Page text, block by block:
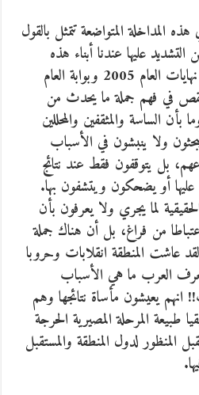
المداخلة المتواضعة تتمثل بالقول
عليها عندنا أبناء هذه
المنطقة وخصوصا ونحن عند نهايات العام 2005 وبوابة العام
نقص في فهم جملة ما يحدث من
الساسة والمثقفين والمحللين
ولا ينبشون في الأسباب
بل يتوقفون فقط عند نتائج
عليها أو يضحكون ويتشفون بها.
لما يجري ولا يعرفون بأن
من فراغ، بل أن هناك جملة
عاشت المنطقة انقلابات وحروبا
العرب ما هي الأسباب
يعيشون مأساة نتائجها وهم
طبيعة المرحلة المصيرية الحرجة
المنظور لدول المنطقة والمستقبل